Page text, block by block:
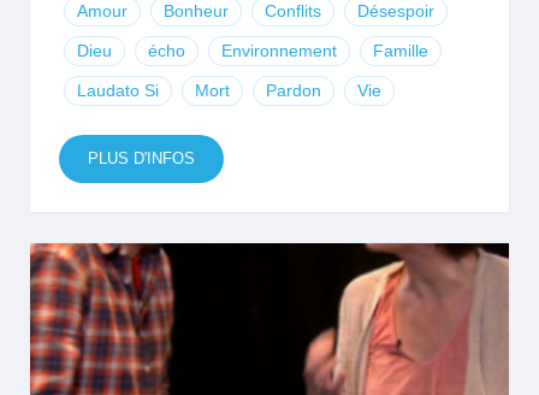
Amour Bonheur Conflits Désespoir
Dieu écho Environnement Famille
Laudato Si Mort Pardon Vie
PLUS D'INFOS